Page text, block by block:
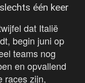
één keer
dat Italië
begin juni op
teams nog
en opvallend
races zijn,